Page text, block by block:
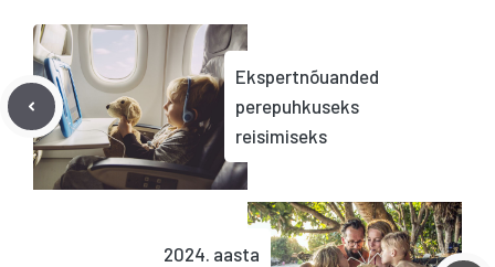
Ekspertnõuanded
perepuhkuseks
reisimiseks
2024. aasta